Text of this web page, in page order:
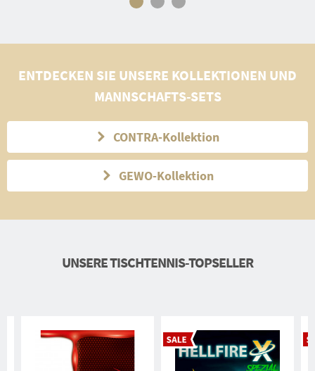
ENTDECKEN SIE UNSERE KOLLEKTIONEN UND
MANNSCHAFTS-SETS
CONTRA-Kollektion
GEWO-Kollektion
UNSERE TISCHTENNIS-TOPSELLER